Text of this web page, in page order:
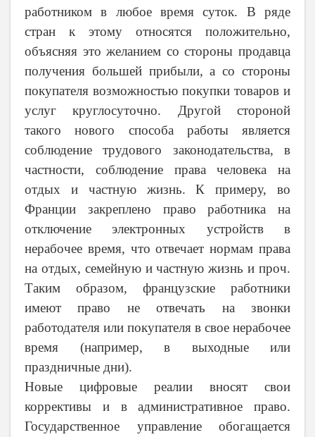
работником в любое время суток. В ряде
стран к этому относятся положительно,
объясняя это желанием со стороны продавца
получения большей прибыли, а со стороны
покупателя возможностью покупки товаров и
услуг круглосуточно. Другой стороной
такого нового способа работы является
соблюдение трудового законодательства, в
частности, соблюдение права человека на
отдых и частную жизнь. К примеру, во
Франции закреплено право работника на
отключение электронных устройств в
нерабочее время, что отвечает нормам права
на отдых, семейную и частную жизнь и проч.
Таким образом, французские работники
имеют право не отвечать на звонки
работодателя или покупателя в свое нерабочее
время (например, в выходные или
праздничные дни).
Новые цифровые реалии вносят свои
коррективы и в административное право.
Государственное управление обогащается